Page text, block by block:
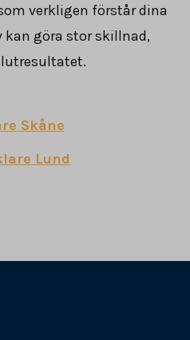
verkligen förstår dina
göra stor skillnad,
Skåne
Lund